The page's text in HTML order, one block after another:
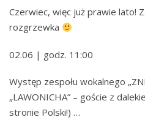
Czerwiec, więc już prawie lato!
rozgrzewka
02.06 | godz. 11:00
Występ zespołu wokalnego
„LAWONICHA” – goście z
stronie Polski!) …